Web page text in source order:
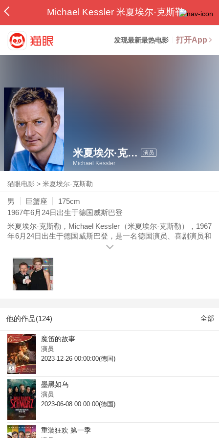
Michael Kessler 米夏埃尔·克斯勒
发现最新最热电影 打开App
米夏埃尔·克斯勒 演员
Michael Kessler
猫眼电影 >米夏埃尔·克斯勒
男 巨蟹座
175cm
1967年6月24日 出生于德国威斯巴登
米夏埃尔·克斯勒，Michael Kessler（米夏埃尔·克斯勒），1967
年6月24日出生于德国威斯巴登，是一名德国演员、喜剧演员和
作者。其代表作品包括《吸血鬼姐妹》系列、《希特勒回来
Michael Kessler于1991年出演电影《Manta, Manta》。随后他
参与了多部影视作品的演出，包括2008年的《呆呆精灵》、
2012年的《吸血鬼姐妹》以及2015年的《希特勒回来了》。
他的作品(124)
全部
魔笛的故事
演员
2023-12-26 00:00:00(德国)
墨黑如乌
演员
2023-06-08 00:00:00(德国)
重装狂欢 第一季